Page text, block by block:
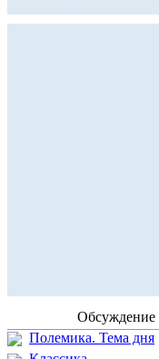
Обсуждение
Полемика. Тема дня